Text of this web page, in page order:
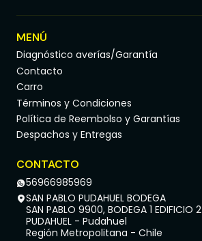
MENÚ
Diagnóstico averías/Garantía
Contacto
Carro
Términos y Condiciones
Política de Reembolso y Garantías
Despachos y Entregas
CONTACTO
56966985969
SAN PABLO PUDAHUEL BODEGA
SAN PABLO 9900, BODEGA 1 EDIFICIO 2
PUDAHUEL - Pudahuel
Región Metropolitana - Chile